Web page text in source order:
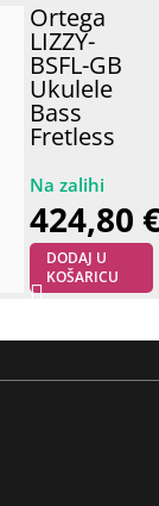
Ortega
LIZZY-
BSFL-GB
Ukulele
Bass
Fretless
424,80
DODAJ U
KOŠARICU